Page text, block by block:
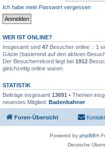
Ich habe mein Passwort vergessen
WER IST ONLINE?
Insgesamt sind 47 Besucher online :: 1
Gäste (basierend auf den aktiven
Der Besucherrekord liegt bei 1912
gleichzeitig online waren.
STATISTIK
Beiträge insgesamt 13691 • Themen
neuestes Mitglied: Badenbahner
Foren-Übersicht Kontakt
Powered by phpBB®
Deutsche